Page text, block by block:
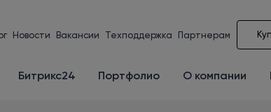
Новости Вакансии Техподдержка Партнерам
Битрикс24 Портфолио О компании